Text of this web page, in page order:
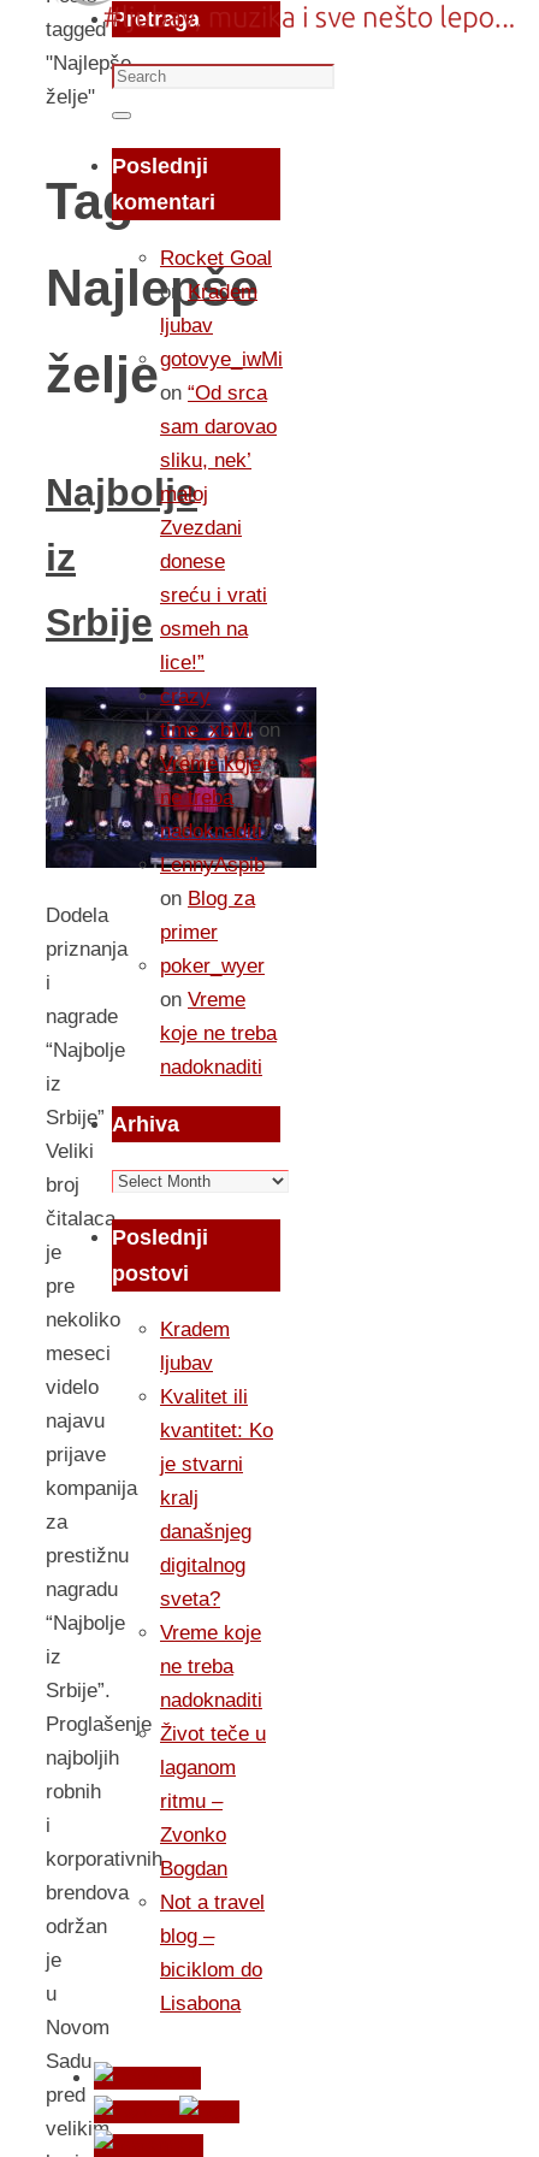
tagged
"Najlepše
želje"
Tag:
Najlepše
želje
Najbolje
iz
Srbije
Dodela
priznanja
i
nagrade
“Najbolje
iz
Srbije”
Veliki
broj
čitalaca
je
pre
nekoliko
meseci
videlo
najavu
prijave
kompanija
za
prestižnu
nagradu
“Najbolje
iz
Srbije”.
Proglašenje
najboljih
robnih
i
korporativnih
brendova
održan
je
u
Novom
Sadu
pred
velikim
Pretraga
Search
for:
Search
Poslednji
komentari
Rocket Goal
onKradem
ljubav
gotovye_iwMi
on “Od srca
sam darovao
sliku, nek’
maloj
Zvezdani
donese
sreću i vrati
osmeh na
lice!”
crazy
time_xbMlon
Vreme koje
ne treba
nadoknaditi
LennyAspib
on Blog za
primer
poker_wyer
on Vreme
koje ne treba
nadoknaditi
Arhiva
Arhiva
Poslednji
postovi
Kradem
ljubav
Kvalitet ili
kvantitet: Ko
je stvarni
kralj
današnjeg
digitalnog
sveta?
Vreme koje
ne treba
nadoknaditi
Život teče u
laganom
ritmu –
Zvonko
Bogdan
Not a travel
blog –
biciklom do
Lisabona